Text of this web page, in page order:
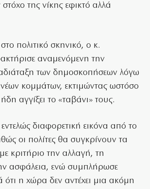
της νίκης εφικτό αλλά
πολιτικό σκηνικό, ο κ.
αναμενόμενη την
των δημοσκοπήσεων λόγω
κομμάτων, εκτιμώντας ωστόσο
αγγίξει το «ταβάνι» τους.
διαφορετική εικόνα από το
οι πολίτες θα συγκρίνουν τα
κριτήριο την αλλαγή, τη
ασφάλεια, ενώ συμπλήρωσε
ότι η χώρα δεν αντέχει μια ακόμη